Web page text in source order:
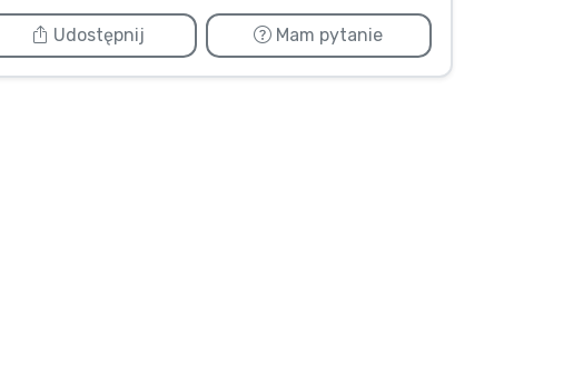
Udostępnij Mam pytanie